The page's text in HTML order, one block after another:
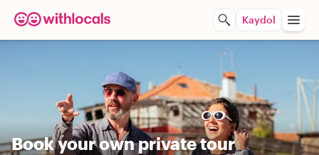
Kaydol
Book your own private tour